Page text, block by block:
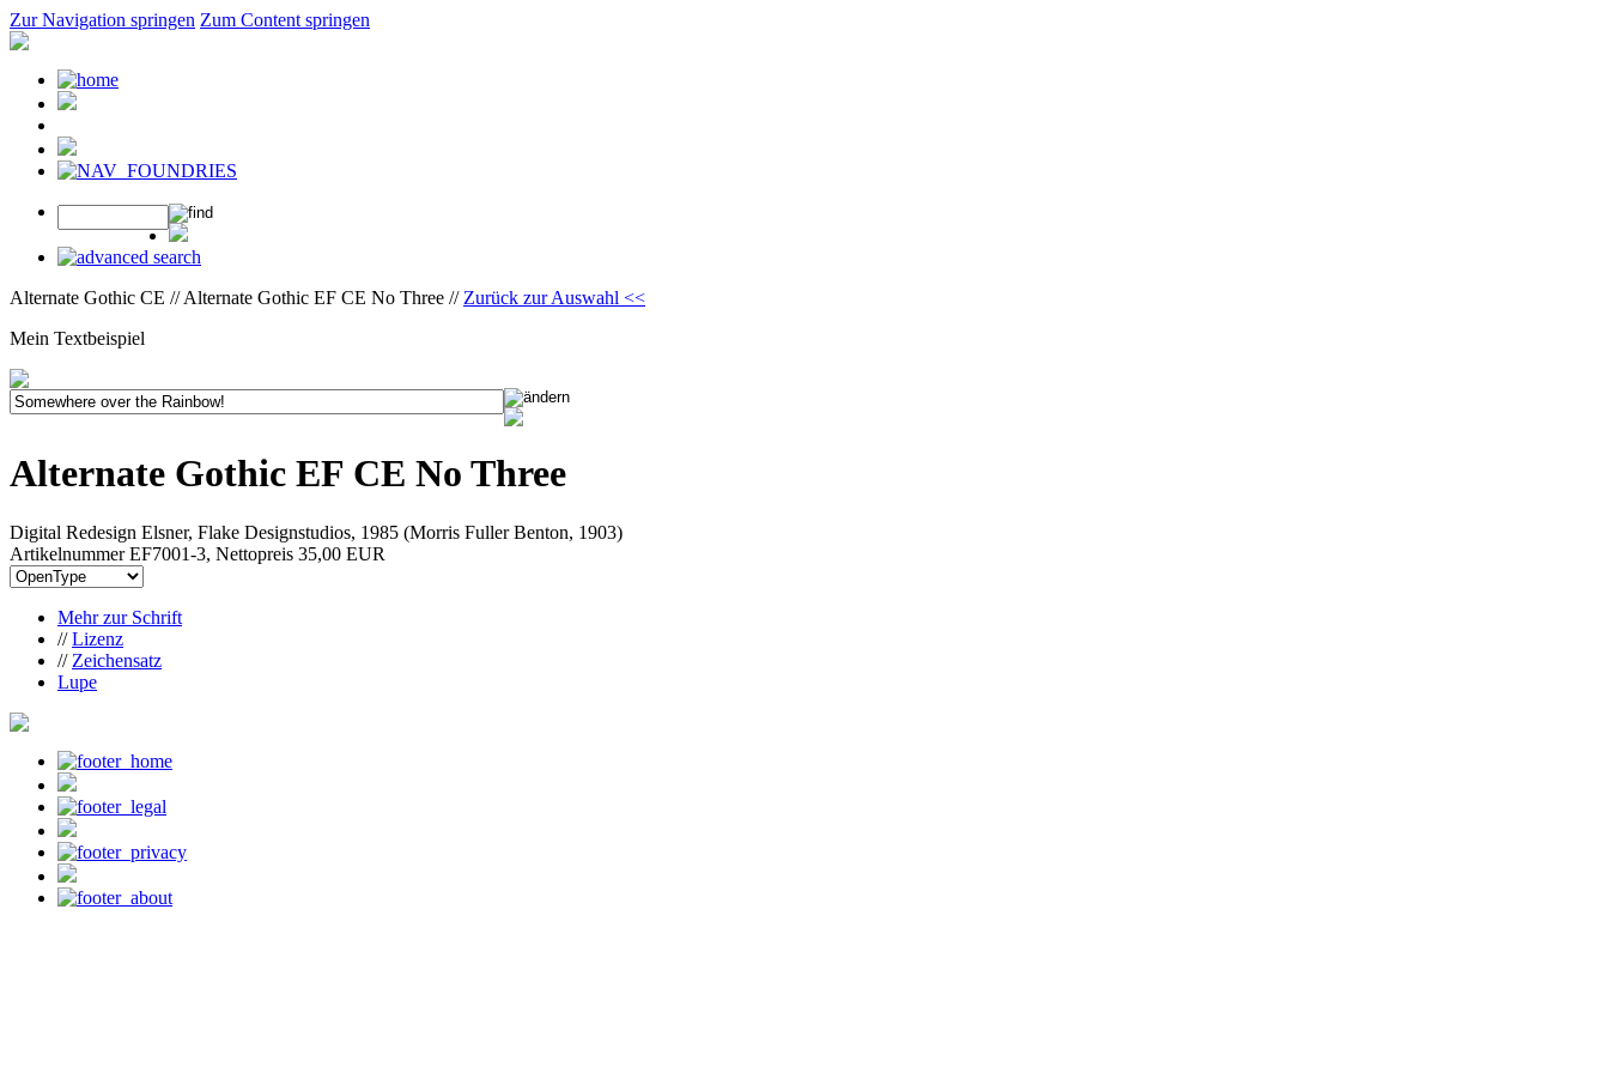
Zur Navigation springen Zum Content springen
Alternate Gothic CE // Alternate Gothic EF CE No Three // Zurück zur Auswahl <<
Mein Textbeispiel
Alternate Gothic EF CE No Three
Digital Redesign Elsner, Flake Designstudios, 1985 (Morris Fuller Benton, 1903)
Artikelnummer EF7001-3, Nettopreis 35,00 EUR
Mehr zur Schrift
//Lizenz
// Zeichensatz
Lupe